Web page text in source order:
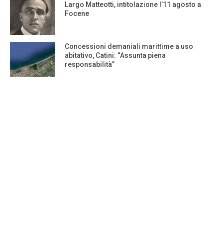
Largo Matteotti, intitolazione l’11 agosto a
Focene
Concessioni demaniali marittime a uso
abitativo, Catini: “Assunta piena
responsabilità”